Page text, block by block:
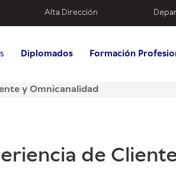
Alta Dirección
Diplomados Formación
y Omnicanalidad
de